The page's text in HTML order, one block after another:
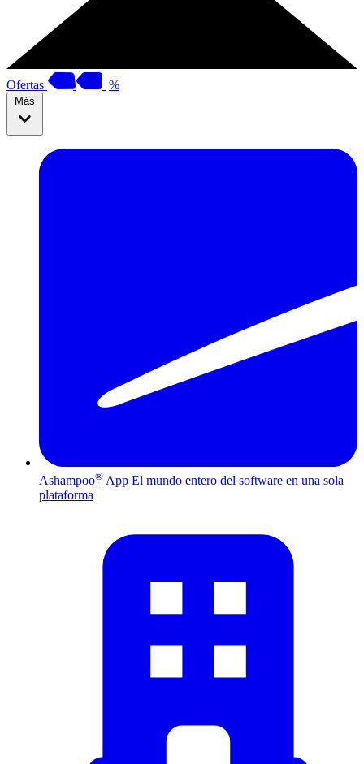
Ofertas %
Más
Ashampoo® App El mundo entero del software en una sola
plataforma